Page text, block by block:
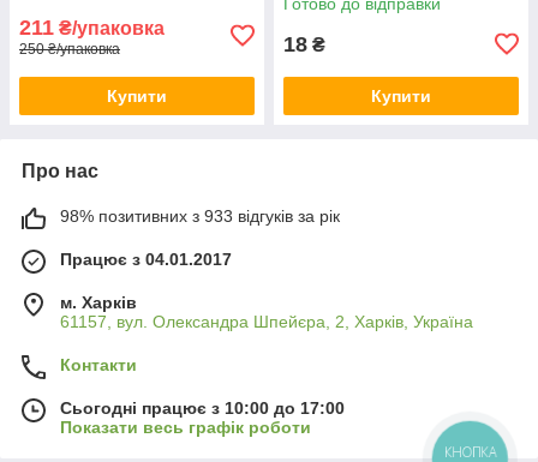
211 ₴/упаковка
250 ₴/упаковка
Купити
18 ₴
Купити
Про нас
98% позитивних з 933 відгуків за рік
Працює з 04.01.2017
м. Харків
61157, вул. Олександра Шпейєра, 2, Харків, Україна
Контакти
Сьогодні працює з 10:00 до 17:00
Показати весь графік роботи
КНОПКА